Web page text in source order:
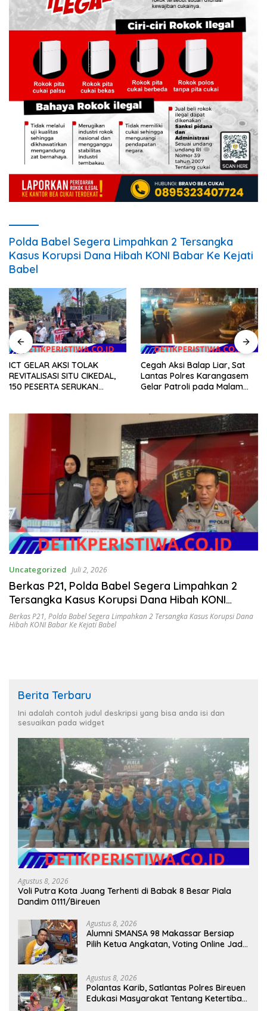
Polda Babel Segera Limpahkan 2 Tersangka
Kasus Korupsi Dana Hibah KONI Babar Ke Kejati
Babel
ICT GELAR AKSI TOLAK
REVITALISASI SITU CIKEDAL,
150 PESERTA SERUKAN
Cegah Aksi Balap Liar, Sat
Lantas Polres Karangasem
Gelar Patroli pada Malam
Uncategorized Juli 2, 2026
Berkas P21, Polda Babel Segera Limpahkan 2
Tersangka Kasus Korupsi Dana Hibah KONI
Babar Ke Kejati Babel
Berkas P21, Polda Babel Segera Limpahkan 2 Tersangka Kasus Korupsi Dana
Hibah KONI Babar Ke Kejati Babel
Berita Terbaru
Ini adalah contoh judul deskripsi yang bisa anda isi dan
sesuaikan pada widget
Agustus 8, 2026
Voli Putra Kota Juang Terhenti di Babak 8 Besar Piala
Dandim 0111/Bireuen
Agustus 8, 2026
Alumni SMANSA 98 Makassar Bersiap
Pilih Ketua Angkatan, Voting Online Jadi
Agustus 8, 2026
Polantas Karib, Satlantas Polres Bireuen
Edukasi Masyarakat Tentang Ketertiban